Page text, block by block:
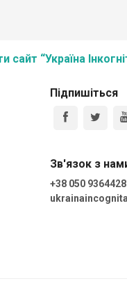
сайт “Україна
Підпишіться
Зв'язок з
+38 050 9364428